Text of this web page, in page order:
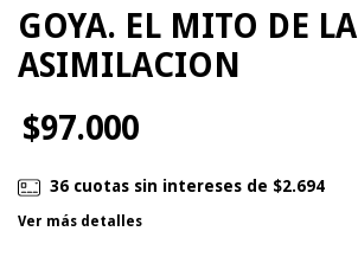
GOYA. EL MITO DE LA
ASIMILACION
$97.000
36 cuotas sin intereses de $2.694
Ver más detalles